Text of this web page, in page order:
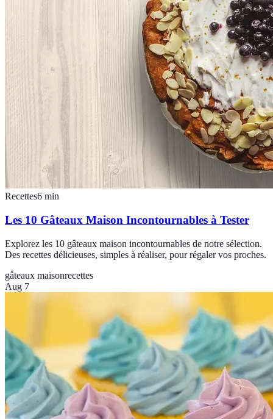
Recettes6 min
Les 10 Gâteaux Maison Incontournables à Tester
Explorez les 10 gâteaux maison incontournables de notre sélection.
Des recettes délicieuses, simples à réaliser, pour régaler vos proches.
gâteaux maisonrecettes
Aug 7